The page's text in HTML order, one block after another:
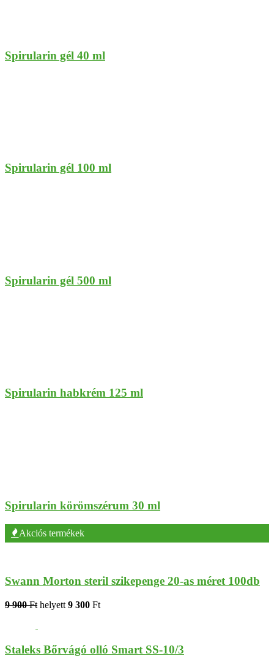
Spirularin gél 40 ml
Spirularin gél 100 ml
Spirularin gél 500 ml
Spirularin habkrém 125 ml
Spirularin körömszérum 30 ml
Akciós termékek
Swann Morton steril szikepenge 20-as méret 100db
9 900 Ft helyett 9 300 Ft
Staleks Bőrvágó olló Smart SS-10/3